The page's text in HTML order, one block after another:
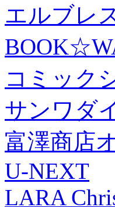
エルブレ
コミック
サンワダ
富澤商店
U-NEXT
LARA